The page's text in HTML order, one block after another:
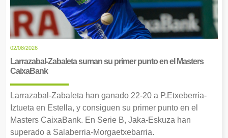
02/08/2026
Larrazabal-Zabaleta suman su primer punto en el Masters
CaixaBank
Larrazabal-Zabaleta han ganado 22-20 a P.Etxeberria-
Iztueta en Estella, y consiguen su primer punto en el
Masters CaixaBank. En Serie B, Jaka-Eskuza han
superado a Salaberria-Morgaetxebarria.